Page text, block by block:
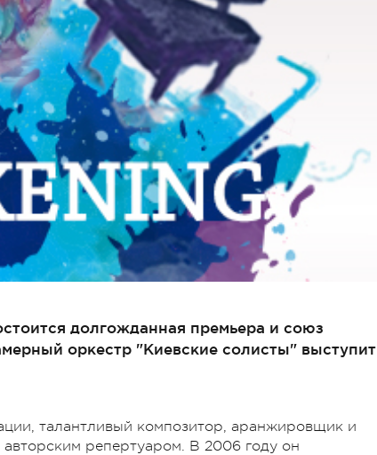
долгожданная премьера и союз
оркестр "Киевские солисты" выступит
талантливый композитор, аранжировщик и
репертуаром. В 2006 году он